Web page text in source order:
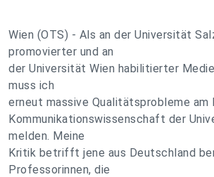
Wien (OTS) - Als an der Universität
promovierter und an
der Universität Wien habilitierter
muss ich
erneut massive Qualitätsprobleme am
Kommunikationswissenschaft der
melden. Meine
Kritik betrifft jene aus Deutschland
Professorinnen, die